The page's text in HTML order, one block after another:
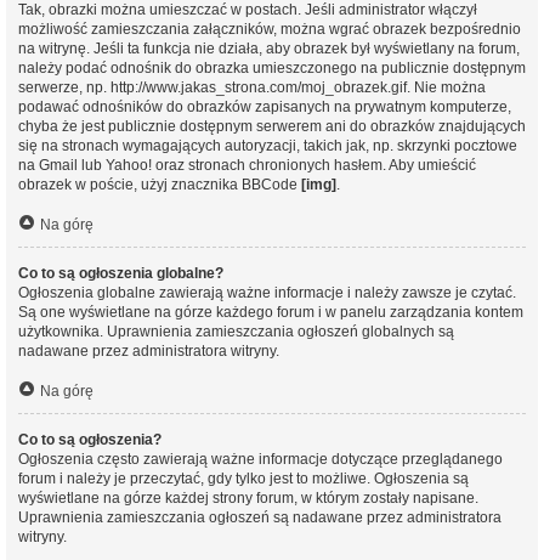
Tak, obrazki można umieszczać w postach. Jeśli administrator włączył
możliwość zamieszczania załączników, można wgrać obrazek bezpośrednio
na witrynę. Jeśli ta funkcja nie działa, aby obrazek był wyświetlany na forum,
należy podać odnośnik do obrazka umieszczonego na publicznie dostępnym
serwerze, np. http://www.jakas_strona.com/moj_obrazek.gif. Nie można
podawać odnośników do obrazków zapisanych na prywatnym komputerze,
chyba że jest publicznie dostępnym serwerem ani do obrazków znajdujących
się na stronach wymagających autoryzacji, takich jak, np. skrzynki pocztowe
na Gmail lub Yahoo! oraz stronach chronionych hasłem. Aby umieścić
obrazek w poście, użyj znacznika BBCode [img] .
Na górę
Co to są ogłoszenia globalne?
Ogłoszenia globalne zawierają ważne informacje i należy zawsze je czytać.
Są one wyświetlane na górze każdego forum i w panelu zarządzania kontem
użytkownika. Uprawnienia zamieszczania ogłoszeń globalnych są
nadawane przez administratora witryny.
Na górę
Co to są ogłoszenia?
Ogłoszenia często zawierają ważne informacje dotyczące przeglądanego
forum i należy je przeczytać, gdy tylko jest to możliwe. Ogłoszenia są
wyświetlane na górze każdej strony forum, w którym zostały napisane.
Uprawnienia zamieszczania ogłoszeń są nadawane przez administratora
witryny.